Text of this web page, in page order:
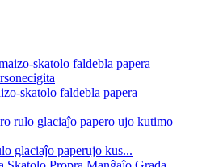
skatolo faldebla papera
glaciaĵo paperujo kus...